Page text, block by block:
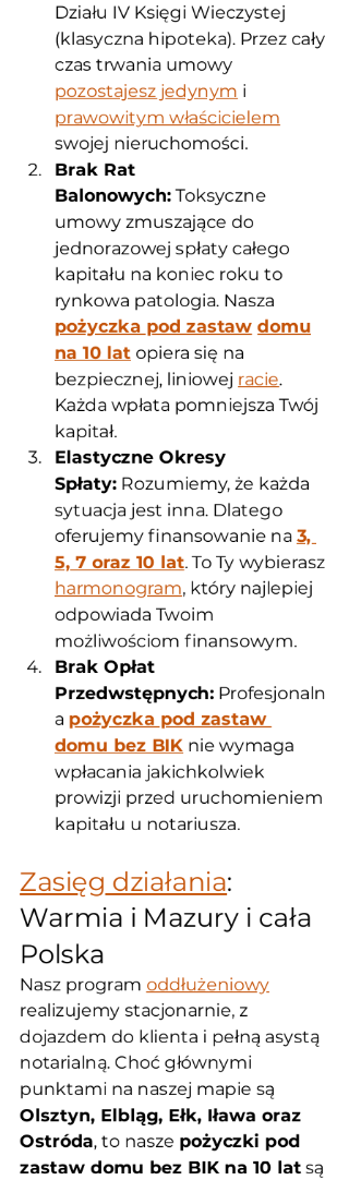
Działu IV Księgi Wieczystej
(klasyczna hipoteka). Przez cały
czas trwania umowy
pozostajesz jedynym i
prawowitym właścicielem
swojej nieruchomości.
Brak Rat
Balonowych: Toksyczne
umowy zmuszające do
jednorazowej spłaty całego
kapitału na koniec roku to
rynkowa patologia. Nasza
pożyczka pod zastaw domu
na 10 lat opiera się na
bezpiecznej, liniowej racie.
Każda wpłata pomniejsza Twój
kapitał.
Elastyczne Okresy
Spłaty: Rozumiemy, że każda
sytuacja jest inna. Dlatego
oferujemy finansowanie na 3,
5, 7 oraz 10 lat. To Ty wybierasz
harmonogram, który najlepiej
odpowiada Twoim
możliwościom finansowym.
Brak Opłat
Przedwstępnych: Profesjonaln
a pożyczka pod zastaw
domu bez BIK nie wymaga
wpłacania jakichkolwiek
prowizji przed uruchomieniem
kapitału u notariusza.
Zasięg działania:
Warmia i Mazury i cała
Polska
Nasz program oddłużeniowy
realizujemy stacjonarnie, z
dojazdem do klienta i pełną asystą
notarialną. Choć głównymi
punktami na naszej mapie są
Olsztyn, Elbląg, Ełk, Iława oraz
Ostróda, to nasze pożyczki pod
zastaw domu bez BIK na 10 lat są